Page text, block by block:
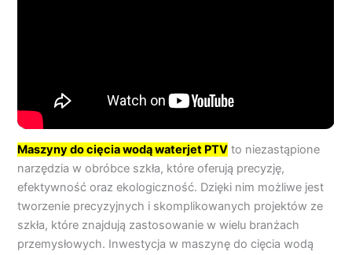
Maszyny do cięcia wodą waterjet PTV to niezastąpione
narzędzia w obróbce szkła, które oferują precyzję,
efektywność oraz ekologiczność. Dzięki nim możliwe jest
tworzenie precyzyjnych i skomplikowanych projektów ze
szkła, które znajdują zastosowanie w wielu branżach
przemysłowych. Inwestycja w maszynę do cięcia wodą